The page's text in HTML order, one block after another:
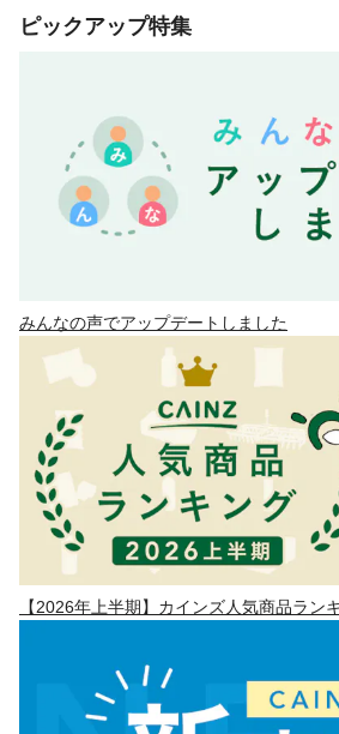
ピックアップ特集
みんなの声でアップデートしました
【2026年上半期】カインズ人気商品ラン